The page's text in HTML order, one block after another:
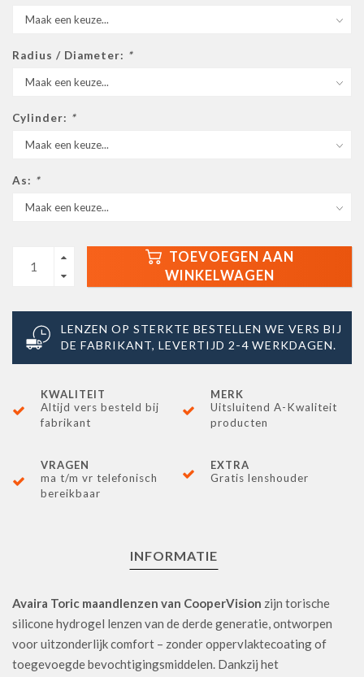
Radius / Diameter: *
Cylinder: *
As: *
TOEVOEGEN AAN
WINKELWAGEN
LENZEN OP STERKTE BESTELLEN WE VERS BIJ
DE FABRIKANT, LEVERTIJD 2-4 WERKDAGEN.
KWALITEIT
Altijd vers besteld bij
fabrikant
MERK
Uitsluitend A-Kwaliteit
producten
VRAGEN
ma t/m vr telefonisch
bereikbaar
EXTRA
Gratis lenshouder
INFORMATIE
Avaira Toric maandlenzen van CooperVision zijn torische
silicone hydrogel lenzen van de derde generatie, ontworpen
voor uitzonderlijk comfort – zonder oppervlaktecoating of
toegevoegde bevochtigingsmiddelen. Dankzij het